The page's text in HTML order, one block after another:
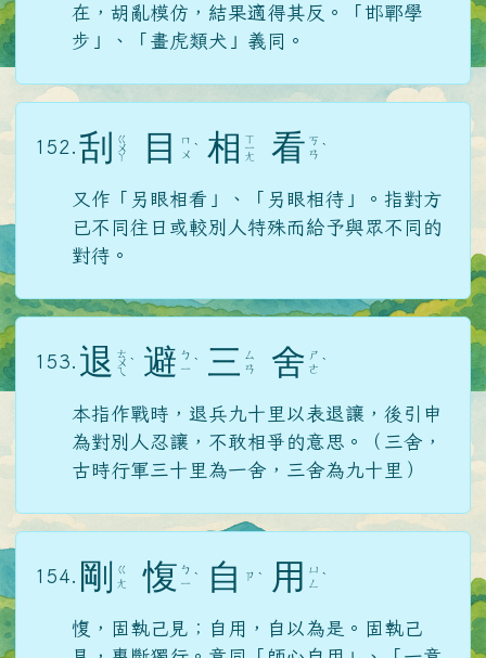
在，胡亂模仿，結果適得其反。「邯鄲學
步」、「畫虎類犬」義同。
152. 刮 ㄍ
ㄨ
ㄚ 目
ㄇ
ㄨ ˋ 相 ㄒ
ㄧ
ㄤ 看 ㄎ
ㄢ ˋ
又作「另眼相看」、「另眼相待」。指對方
已不同往日或較別人特殊而給予與眾不同的
對待。
153. 退 ㄊ
ㄨ
ㄟ
ˋ 避 ㄅ
ㄧ ˋ 三 ㄙ
ㄢ
舍 ㄕ
ㄜ ˋ
本指作戰時，退兵九十里以表退讓，後引申
為對別人忍讓，不敢相爭的意思。（三舍，
古時行軍三十里為一舍，三舍為九十里）
154. 剛
ㄍ
ㄤ
愎 ㄅ
ㄧ ˋ 自 ㄗ ˋ 用 ㄩ
ㄥ ˋ
愎，固執己見；自用，自以為是。固執己